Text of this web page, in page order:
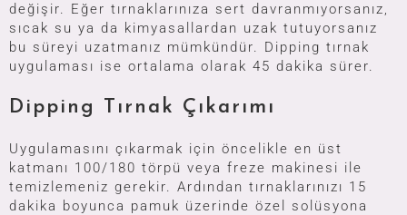
değişir. Eğer tırnaklarınıza sert davranmıyorsanız,
sıcak su ya da kimyasallardan uzak tutuyorsanız
bu süreyi uzatmanız mümkündür. Dipping tırnak
uygulaması ise ortalama olarak 45 dakika sürer.
Dipping Tırnak Çıkarımı
Uygulamasını çıkarmak için öncelikle en üst
katmanı 100/180 törpü veya freze makinesi ile
temizlemeniz gerekir. Ardından tırnaklarınızı 15
dakika boyunca pamuk üzerinde özel solüsyona